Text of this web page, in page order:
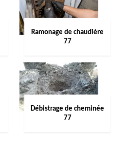
Ramonage de chaudière
77
Débistrage de cheminée
77